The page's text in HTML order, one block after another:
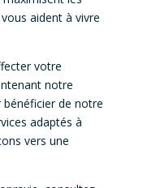
aident à vivre
votre
notre
bénéficier de notre
adaptés à
vers une